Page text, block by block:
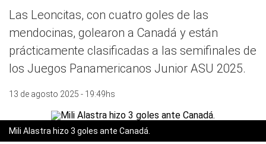
Las Leoncitas, con cuatro goles de las
mendocinas, golearon a Canadá y están
prácticamente clasificadas a las semifinales de
los Juegos Panamericanos Junior ASU 2025.
13 de agosto 2025 - 19:49hs
Mili Alastra hizo 3 goles ante Canadá.